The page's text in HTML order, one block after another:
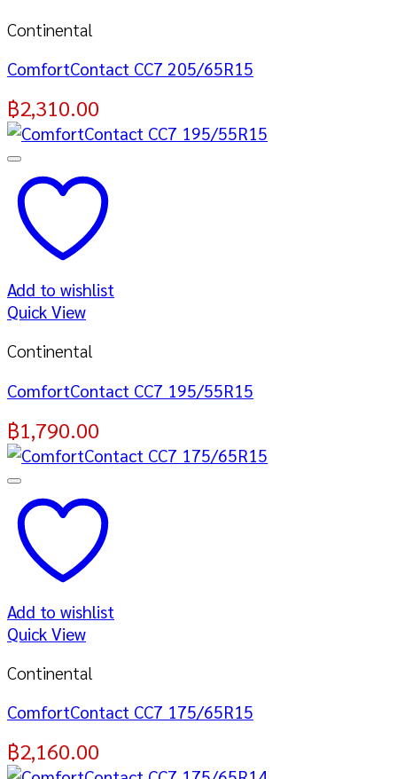
Continental
ComfortContact CC7 205/65R15
฿2,310.00
Add to wishlist
Quick View
Continental
ComfortContact CC7 195/55R15
฿1,790.00
Add to wishlist
Quick View
Continental
ComfortContact CC7 175/65R15
฿2,160.00